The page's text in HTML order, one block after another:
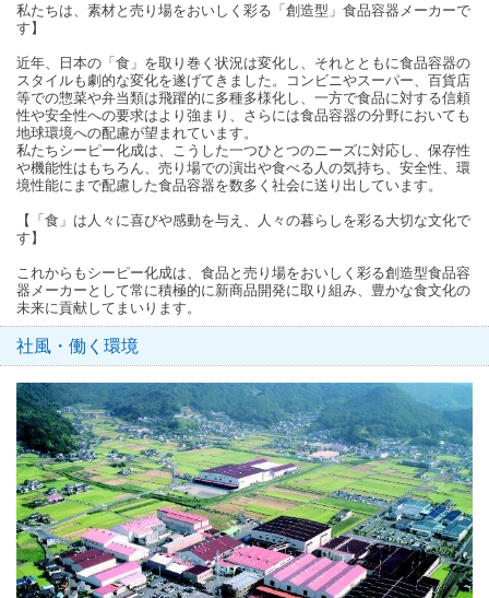
私たちは、素材と売り場をおいしく彩る「創造型」食品容器メーカーで
す】
近年、日本の「食」を取り巻く状況は変化し、それとともに食品容器の
スタイルも劇的な変化を遂げてきました。コンビニやスーパー、百貨店
等での惣菜や弁当類は飛躍的に多種多様化し、一方で食品に対する信頼
性や安全性への要求はより強まり、さらには食品容器の分野においても
地球環境への配慮が望まれています。
私たちシーピー化成は、こうした一つひとつのニーズに対応し、保存性
や機能性はもちろん、売り場での演出や食べる人の気持ち、安全性、環
境性能にまで配慮した食品容器を数多く社会に送り出しています。
【「食」は人々に喜びや感動を与え、人々の暮らしを彩る大切な文化で
す】
これからもシーピー化成は、食品と売り場をおいしく彩る創造型食品容
器メーカーとして常に積極的に新商品開発に取り組み、豊かな食文化の
未来に貢献してまいります。
社風・働く環境